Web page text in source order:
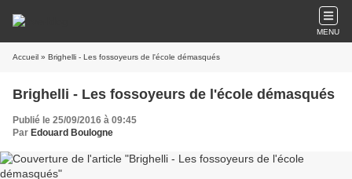
MENU
Accueil » Brighelli - Les fossoyeurs de l'école démasqués
Brighelli - Les fossoyeurs de l'école démasqués
Publié le 25/09/2016 à 09:45
Par Edouard Boulogne